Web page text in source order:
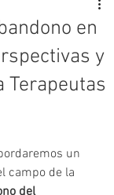
en
y
Terapeutas
un
campo de la
del